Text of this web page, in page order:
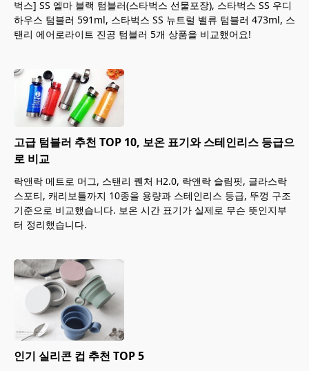
벅스] SS 엘마 블랙 텀블러(스타벅스 선물포장), 스타벅스 SS 우디
하우스 텀블러 591ml, 스타벅스 SS 뉴트럴 밸류 텀블러 473ml, 스
탠리 에어로라이트 진공 텀블러 5개 상품을 비교했어요!
고급 텀블러 추천 TOP 10, 보온 표기와 스테인리스 등급으
로 비교
락앤락 메트로 머그, 스탠리 퀜처 H2.0, 락앤락 슬림핏, 글라스락
스포티, 캐리보틀까지 10종을 용량과 스테인리스 등급, 뚜껑 구조
기준으로 비교했습니다. 보온 시간 표기가 실제로 무슨 뜻인지부
터 정리했습니다.
인기 실리콘 컵 추천 TOP 5